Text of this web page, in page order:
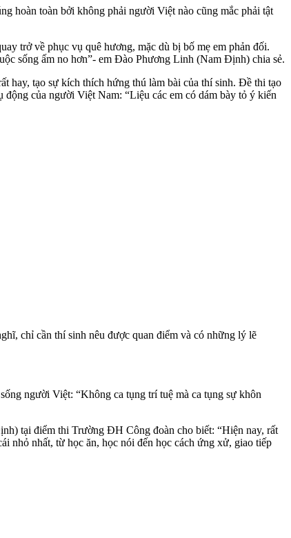
hoàn toàn bởi không phải người Việt nào cũng mắc phải tật
trở về phục vụ quê hương, mặc dù bị bố mẹ em phản đối.
sống ấm no hơn”- em Đào Phương Linh (Nam Định) chia sẻ.
tạo sự kíc‌h thí‌ch hứng thú làm bài của thí sinh. Đề thi tạo
của người Việt Nam: “Liệu các em có dám bày tỏ ý kiến
chỉ cần thí sinh nêu được quan điểm và có những lý lẽ
người Việt: “Không ca tụng trí tuệ mà ca tụng sự khôn
tại điểm thi Trường ĐH Công đoàn cho biết: “Hiện nay, rất
nhỏ nhất, từ học ăn, học nói đến học cách ứng xử, giao tiếp